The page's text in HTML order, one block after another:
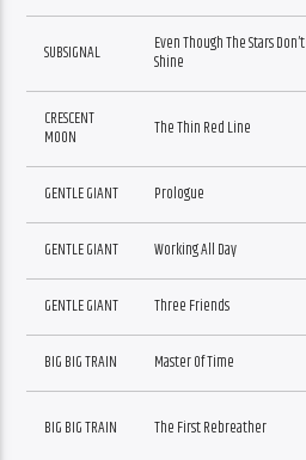
SUBSIGNAL
Even Though The Stars Don’t
Shine
CRESCENT
MOON
The Thin Red Line
GENTLE GIANT Prologue
GENTLE GIANT Working All Day
GENTLE GIANT Three Friends
BIG BIG TRAIN Master Of Time
BIG BIG TRAIN The First Rebreather